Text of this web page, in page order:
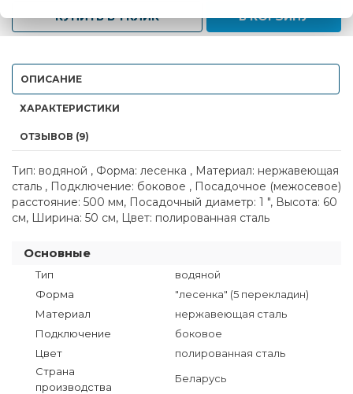
КУПИТЬ В 1 КЛИК В КОРЗИНУ
ОПИСАНИЕ
ХАРАКТЕРИСТИКИ
ОТЗЫВОВ (9)
Тип: водяной , Форма: лесенка , Материал: нержавеющая
сталь , Подключение: боковое , Посадочное (межосевое)
расстояние: 500 мм, Посадочный диаметр: 1 ", Высота: 60
см, Ширина: 50 см, Цвет: полированная сталь
Основные
Тип
водяной
Форма
"лесенка" (5 перекладин)
Материал
нержавеющая сталь
Подключение
боковое
Цвет
полированная сталь
Страна
производства
Беларусь